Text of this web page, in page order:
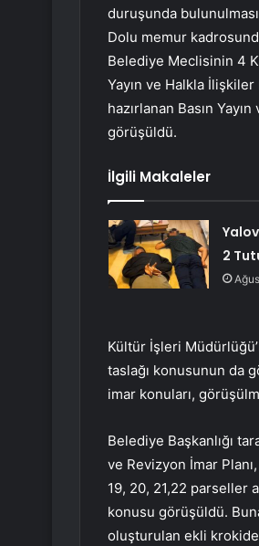
duruşunda
Dolu memur
Belediye Meclisinin 4
Yayın ve Halkla
hazırlanan Basın
görüşüldü.
İlgili Makaleler
2
Kültür İşleri
taslağı konusunun da
imar konuları,
Belediye Başkanlığı
ve Revizyon İmar
19, 20, 21,22 parseller
konusu görüşüldü.
oluşturulan ekli